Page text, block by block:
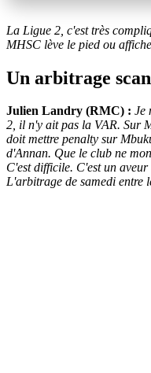
La Ligue 2, c'est très
MHSC lève le pied ou
Un arbitrage
Julien Landry (RMC) : Je
2, il n'y ait pas la VAR. Sur
doit mettre penalty sur
d'Annan. Que le club ne
C'est difficile. C'est un
L'arbitrage de samedi entre